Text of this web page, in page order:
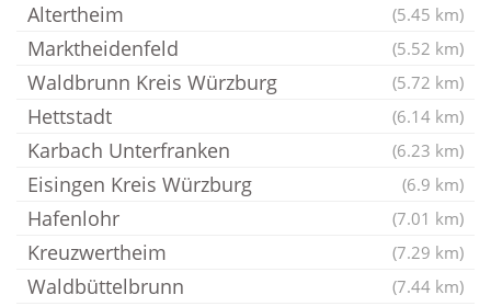
Altertheim (5.45 km)
Marktheidenfeld (5.52 km)
Waldbrunn Kreis Würzburg (5.72 km)
Hettstadt (6.14 km)
Karbach Unterfranken (6.23 km)
Eisingen Kreis Würzburg (6.9 km)
Hafenlohr (7.01 km)
Kreuzwertheim (7.29 km)
Waldbüttelbrunn (7.44 km)